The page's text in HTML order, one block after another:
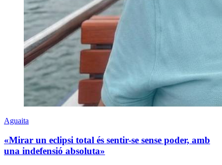
Aguaita
«Mirar un eclipsi total és sentir-se sense poder, amb
una indefensió absoluta»